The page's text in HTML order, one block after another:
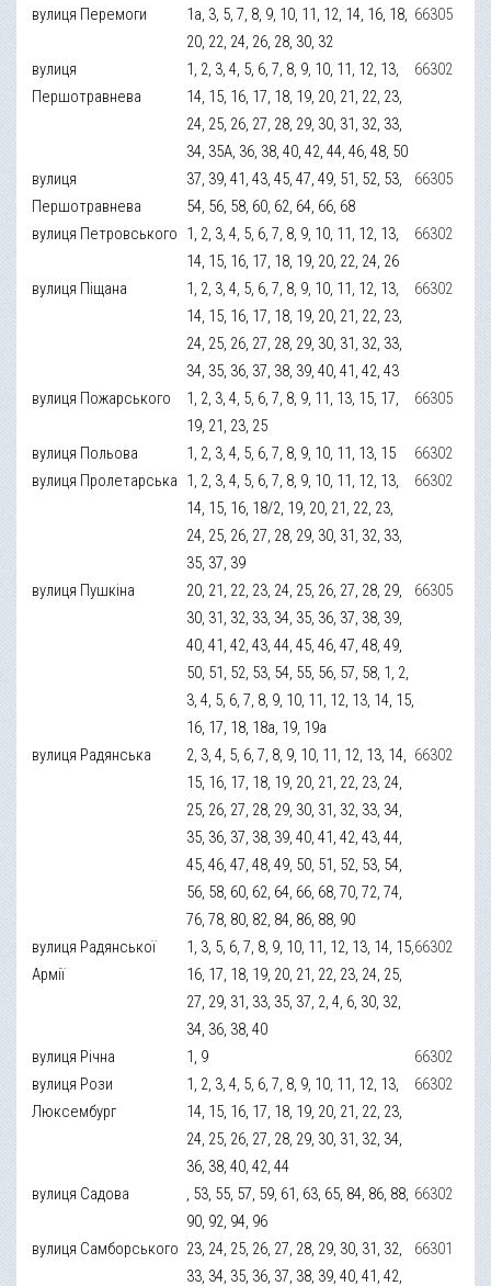
вулиця Перемоги
1а, 3, 5, 7, 8, 9, 10, 11, 12, 14, 16, 18,
20, 22, 24, 26, 28, 30, 32
66305
вулиця
Першотравнева
1, 2, 3, 4, 5, 6, 7, 8, 9, 10, 11, 12, 13,
14, 15, 16, 17, 18, 19, 20, 21, 22, 23,
24, 25, 26, 27, 28, 29, 30, 31, 32, 33,
34, 35А, 36, 38, 40, 42, 44, 46, 48, 50
66302
вулиця
Першотравнева
37, 39, 41, 43, 45, 47, 49, 51, 52, 53,
54, 56, 58, 60, 62, 64, 66, 68
66305
вулиця Петровського 1, 2, 3, 4, 5, 6, 7, 8, 9, 10, 11, 12, 13,
14, 15, 16, 17, 18, 19, 20, 22, 24, 26
66302
вулиця Піщана
1, 2, 3, 4, 5, 6, 7, 8, 9, 10, 11, 12, 13,
14, 15, 16, 17, 18, 19, 20, 21, 22, 23,
24, 25, 26, 27, 28, 29, 30, 31, 32, 33,
34, 35, 36, 37, 38, 39, 40, 41, 42, 43
66302
вулиця Пожарського
1, 2, 3, 4, 5, 6, 7, 8, 9, 11, 13, 15, 17,
19, 21, 23, 25
66305
вулиця Польова 1, 2, 3, 4, 5, 6, 7, 8, 9, 10, 11, 13, 15
66302
вулиця Пролетарська 1, 2, 3, 4, 5, 6, 7, 8, 9, 10, 11, 12, 13,
14, 15, 16, 18/2, 19, 20, 21, 22, 23,
24, 25, 26, 27, 28, 29, 30, 31, 32, 33,
35, 37, 39
66302
вулиця Пушкіна
20, 21, 22, 23, 24, 25, 26, 27, 28, 29,
30, 31, 32, 33, 34, 35, 36, 37, 38, 39,
40, 41, 42, 43, 44, 45, 46, 47, 48, 49,
50, 51, 52, 53, 54, 55, 56, 57, 58, 1, 2,
3, 4, 5, 6, 7, 8, 9, 10, 11, 12, 13, 14, 15,
16, 17, 18, 18а, 19, 19а
66305
вулиця Радянська
2, 3, 4, 5, 6, 7, 8, 9, 10, 11, 12, 13, 14,
15, 16, 17, 18, 19, 20, 21, 22, 23, 24,
25, 26, 27, 28, 29, 30, 31, 32, 33, 34,
35, 36, 37, 38, 39, 40, 41, 42, 43, 44,
45, 46, 47, 48, 49, 50, 51, 52, 53, 54,
56, 58, 60, 62, 64, 66, 68, 70, 72, 74,
76, 78, 80, 82, 84, 86, 88, 90
66302
вулиця Радянської
Армії
1, 3, 5, 6, 7, 8, 9, 10, 11, 12, 13, 14, 15,
16, 17, 18, 19, 20, 21, 22, 23, 24, 25,
27, 29, 31, 33, 35, 37, 2, 4, 6, 30, 32,
34, 36, 38, 40
66302
вулиця Річна 1, 9
66302
вулиця Рози
Люксембург
1, 2, 3, 4, 5, 6, 7, 8, 9, 10, 11, 12, 13,
14, 15, 16, 17, 18, 19, 20, 21, 22, 23,
24, 25, 26, 27, 28, 29, 30, 31, 32, 34,
36, 38, 40, 42, 44
66302
вулиця Садова
, 53, 55, 57, 59, 61, 63, 65, 84, 86, 88,
90, 92, 94, 96
66302
вулиця Самборського 23, 24, 25, 26, 27, 28, 29, 30, 31, 32,
33, 34, 35, 36, 37, 38, 39, 40, 41, 42,
66301